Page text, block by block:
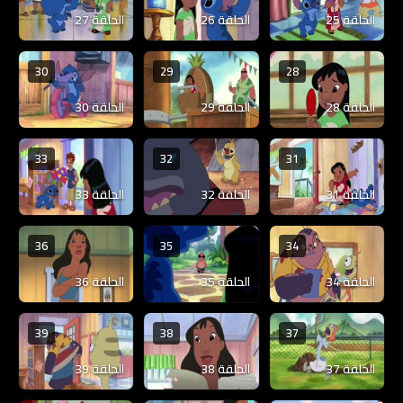
الحلقة 25 الحلقة 26 الحلقة 27
28
الحلقة 28
29
الحلقة 29
30
الحلقة 30
31
الحلقة 31
32
الحلقة 32
33
الحلقة 33
34
الحلقة 34
35
الحلقة 35
36
الحلقة 36
37
الحلقة 37
38
الحلقة 38
39
الحلقة 39